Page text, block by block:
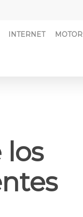
INTERNET MOTOR
los